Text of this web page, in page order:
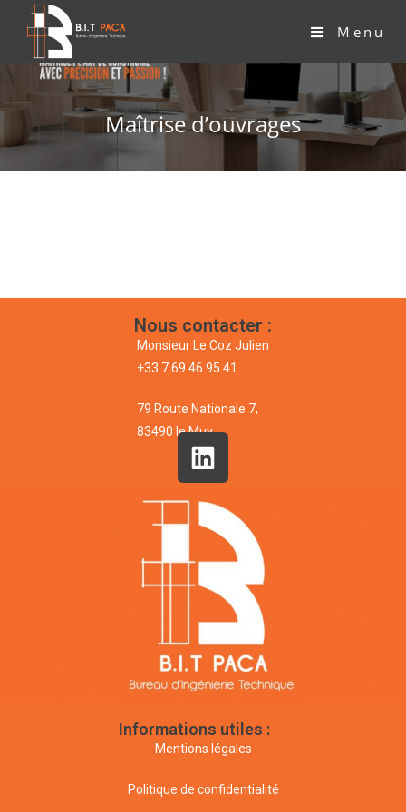
Menu
Maîtrise d’ouvrages
Nous contacter :
Monsieur Le Coz Julien
+33 7 69 46 95 41
79 Route Nationale 7,
83490 le Muy
Informations utiles :
Mentions légales
Politique de confidentialité